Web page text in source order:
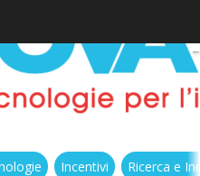
Incentivi Ricerca e